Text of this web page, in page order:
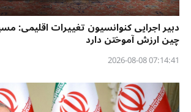
دبیر اجرایی کنوانسیون تغییرات اقلیمی:
چین ارزش آموختن دارد
07:14:41 2026-08-08